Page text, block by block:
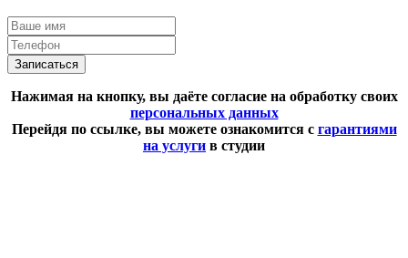
Записаться
Нажимая на кнопку, вы даёте согласие на обработку своих
персональных данных
Перейдя по ссылке, вы можете ознакомится с гарантиями
на услуги в студии